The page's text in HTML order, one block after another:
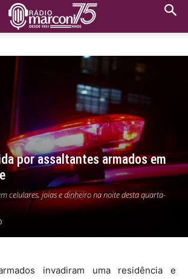
por assaltantes armados em
celulares, joias e dinheiro na noite desta quarta-
invadiram uma residência e